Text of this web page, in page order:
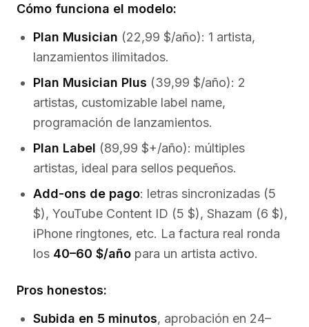
Cómo funciona el modelo:
Plan Musician (22,99 $/año): 1 artista,
lanzamientos ilimitados.
Plan Musician Plus (39,99 $/año): 2
artistas, customizable label name,
programación de lanzamientos.
Plan Label (89,99 $+/año): múltiples
artistas, ideal para sellos pequeños.
Add-ons de pago: letras sincronizadas (5
$), YouTube Content ID (5 $), Shazam (6 $),
iPhone ringtones, etc. La factura real ronda
los 40–60 $/año para un artista activo.
Pros honestos:
Subida en 5 minutos, aprobación en 24–